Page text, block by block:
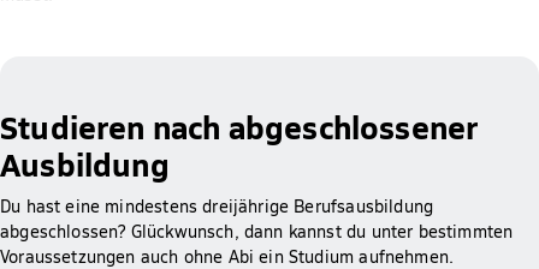
Studieren nach abgeschlossener
Ausbildung
Du hast eine mindestens dreijährige Berufsausbildung
abgeschlossen? Glückwunsch, dann kannst du unter bestimmten
Voraussetzungen auch ohne Abi ein Studium aufnehmen.